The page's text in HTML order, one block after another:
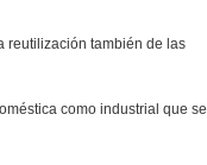
reutilización también de las
como industrial que se